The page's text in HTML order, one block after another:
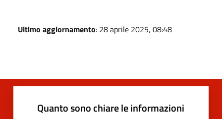
Ultimo aggiornamento: 28 aprile 2025, 08:48
Quanto sono chiare le informazioni